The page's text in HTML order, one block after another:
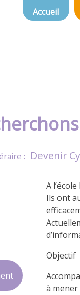
Accueil
Devenir
A
Ils ont
Objectif
à